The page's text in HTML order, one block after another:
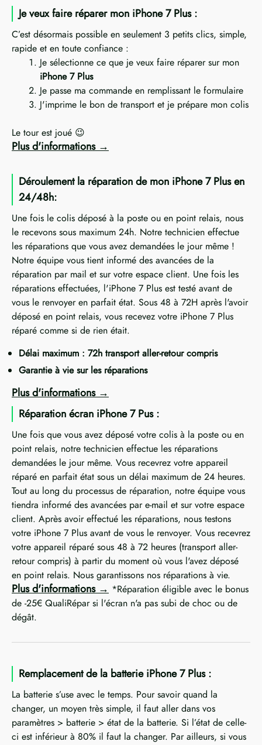
Je veux faire réparer mon iPhone 7 Plus :
C’est désormais possible en seulement 3 petits clics, simple,
rapide et en toute confiance :
Je sélectionne ce que je veux faire réparer sur mon
iPhone 7 Plus
Je passe ma commande en remplissant le formulaire
J'imprime le bon de transport et je prépare mon colis
Le tour est joué 😉
Plus d'informations
Déroulement la réparation de mon iPhone 7 Plus en
24/48h:
Une fois le colis déposé à la poste ou en point relais, nous
le recevons sous maximum 24h. Notre technicien effectue
les réparations que vous avez demandées le jour même !
Notre équipe vous tient informé des avancées de la
réparation par mail et sur votre espace client. Une fois les
réparations effectuées, l'iPhone 7 Plus est testé avant de
vous le renvoyer en parfait état. Sous 48 à 72H après l'avoir
déposé en point relais, vous recevez votre iPhone 7 Plus
réparé comme si de rien était.
Délai maximum : 72h transport aller-retour compris
Garantie à vie sur les réparations
Plus d'informations
Réparation écran iPhone 7 Pus :
Une fois que vous avez déposé votre colis à la poste ou en
point relais, notre technicien effectue les réparations
demandées le jour même. Vous recevrez votre appareil
réparé en parfait état sous un délai maximum de 24 heures.
Tout au long du processus de réparation, notre équipe vous
tiendra informé des avancées par e-mail et sur votre espace
client. Après avoir effectué les réparations, nous testons
votre iPhone 7 Plus avant de vous le renvoyer. Vous recevrez
votre appareil réparé sous 48 à 72 heures (transport aller-
retour compris) à partir du moment où vous l'avez déposé
en point relais. Nous garantissons nos réparations à vie.
Plus d'informations
*Réparation éligible avec le bonus
de -25€ QualiRépar si l'écran n'a pas subi de choc ou de
dégât.
Remplacement de la batterie iPhone 7 Plus :
La batterie s’use avec le temps. Pour savoir quand la
changer, un moyen très simple, il faut aller dans vos
paramètres > batterie > état de la batterie. Si l’état de celle-
ci est inférieur à 80% il faut la changer. Par ailleurs, si vous